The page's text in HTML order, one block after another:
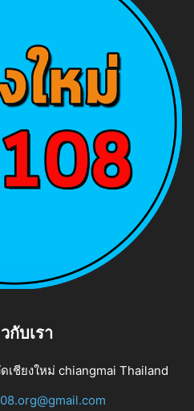
กับเรา
เชียงใหม่ chiangmai Thailand